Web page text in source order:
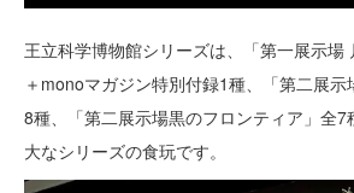
王立科学博物館シリーズは、「第一展示場
＋monoマガジン特別付録1種、「第二展
8種、「第二展示場黒のフロンティア」全
大なシリーズの食玩です。